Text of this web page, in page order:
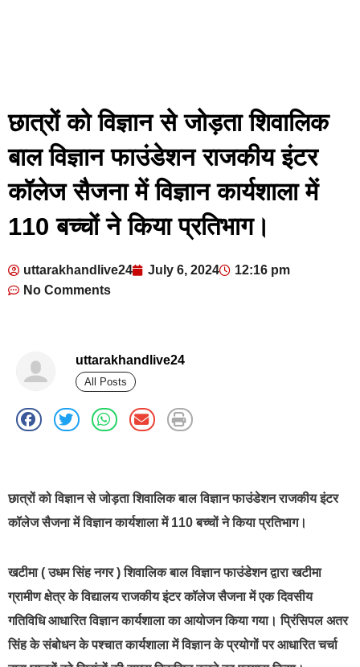
छात्रों को विज्ञान से जोड़ता शिवालिक
बाल विज्ञान फाउंडेशन राजकीय इंटर
कॉलेज सैजना में विज्ञान कार्यशाला में
110 बच्चों ने किया प्रतिभाग।
uttarakhandlive24 July 6, 2024
12:16 pm
No Comments
uttarakhandlive24
All Posts
छात्रों को विज्ञान से जोड़ता शिवालिक बाल विज्ञान फाउंडेशन राजकीय इंटर
कॉलेज सैजना में विज्ञान कार्यशाला में 110 बच्चों ने किया प्रतिभाग।
खटीमा ( उधम सिंह नगर ) शिवालिक बाल विज्ञान फाउंडेशन द्वारा खटीमा
ग्रामीण क्षेत्र के विद्यालय राजकीय इंटर कॉलेज सैजना में एक दिवसीय
गतिविधि आधारित विज्ञान कार्यशाला का आयोजन किया गया। प्रिंसिपल अतर
सिंह के संबोधन के पश्चात कार्यशाला में विज्ञान के प्रयोगों पर आधारित चर्चा